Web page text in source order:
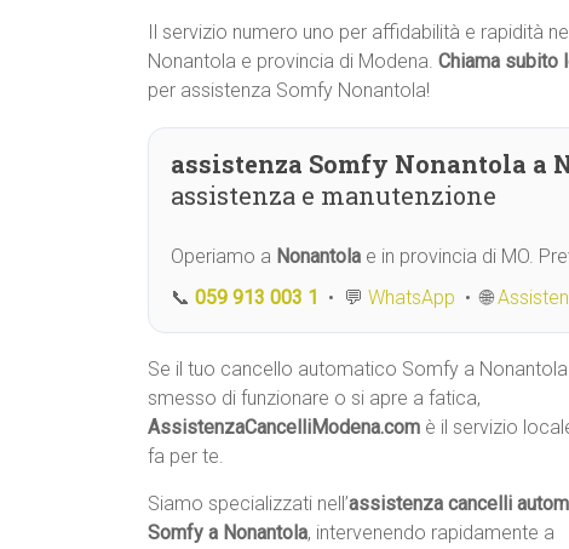
Il servizio numero uno per affidabilità e rapidità
Nonantola e provincia di Modena. Chiama subito
per assistenza Somfy Nonantola!
assistenza Somfy Nonantola a
assistenza e manutenzione
Operiamo a Nonantola e in provincia di MO.
📞 059 913 003 1 • 💬 WhatsApp • 🌐
Se il tuo cancello automatico Somfy a
smesso di funzionare o si apre a fatica,
AssistenzaCancelliModena.com è il servizio
fa per te.
Siamo specializzati nell’assistenza cancelli
Somfy a Nonantola, intervenendo rapidamente a